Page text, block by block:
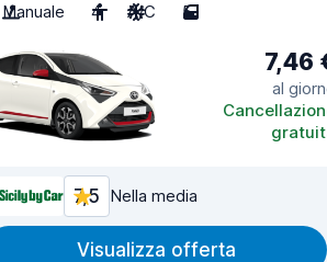
Manuale
4 A/C 5
7,46
al
7,5 Nella media
Visualizza offerta